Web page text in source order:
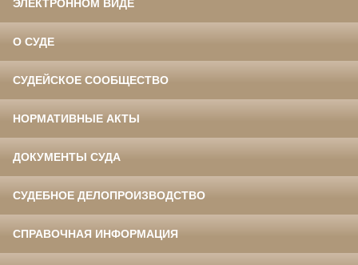
ЭЛЕКТРОННОМ ВИДЕ
О СУДЕ
СУДЕЙСКОЕ СООБЩЕСТВО
НОРМАТИВНЫЕ АКТЫ
ДОКУМЕНТЫ СУДА
СУДЕБНОЕ ДЕЛОПРОИЗВОДСТВО
СПРАВОЧНАЯ ИНФОРМАЦИЯ